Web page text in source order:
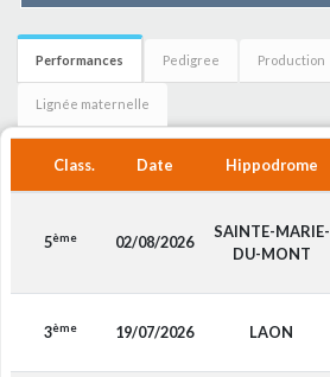
Performances Pedigree Production
Lignée maternelle
Class. Date Hippodrome
5ème 02/08/2026
SAINTE-MARIE-
DU-MONT
3ème 19/07/2026 LAON